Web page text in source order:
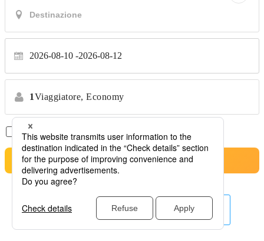
2026-08-10 2026-08-12
1Viaggiatore, Economy
Solo Voli Diretti *Nessun trasferimento
Cerca
Altre linee aeree qui.